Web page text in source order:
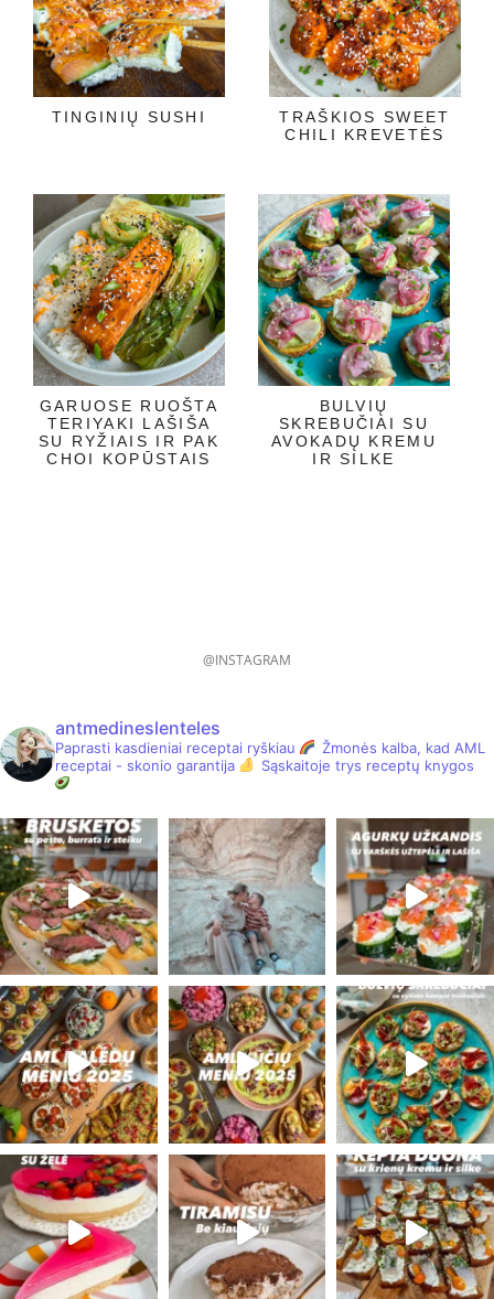
TINGINIŲ SUSHI
TRAŠKIOS SWEET
CHILI KREVETĖS
GARUOSE RUOŠTA
TERIYAKI LAŠIŠA
SU RYŽIAIS IR PAK
CHOI KOPŪSTAIS
BULVIŲ
SKREBUČIAI SU
AVOKADŲ KREMU
IR SILKE
@INSTAGRAM
antmedineslenteles
Paprasti kasdieniai receptai ryškiau
Žmonės kalba, kad AML
receptai - skonio garantija
Sąskaitoje trys receptų knygos